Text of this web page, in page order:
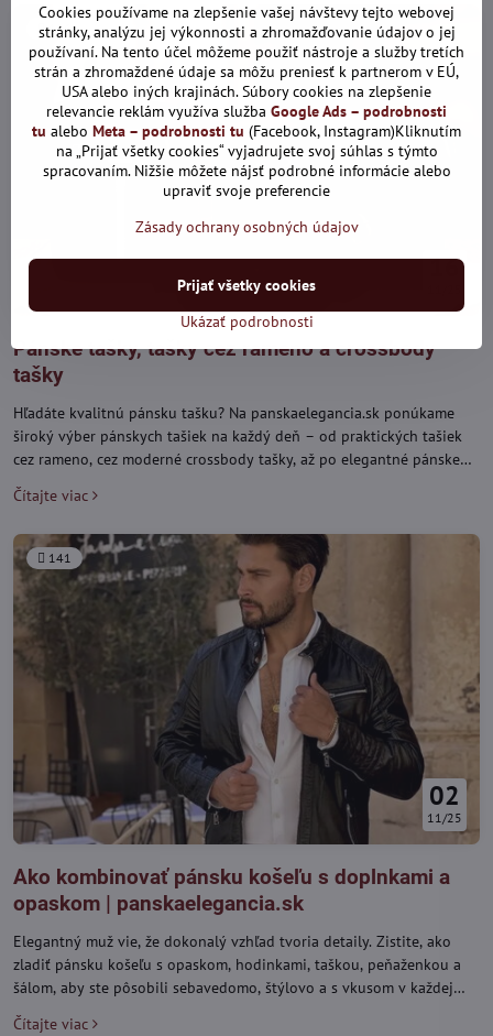
126
16
Pánske tašky, tašky cez rameno a crossbody
tašky
Hľadáte kvalitnú pánsku tašku? Na panskaelegancia.sk ponúkame
široký výber pánskych tašiek na každý deň – od praktických tašiek
cez rameno, cez moderné crossbody tašky, až po elegantné pánske
aktovky vhodné do práce či na obchodné stretnutia. V našej ponuke
nájdete kožené, textilné aj luxusné modely, ktoré spájajú funkčnosť,
poskytne vám maximálne pohodlie pri nosení všetkých dôležitých
vecí.
Čítajte viac
141
02
11/25
Ako kombinovať pánsku košeľu s doplnkami a
opaskom | panskaelegancia.sk
Elegantný muž vie, že dokonalý vzhľad tvoria detaily. Zistite, ako
zladiť pánsku košeľu s opaskom, hodinkami, taškou, peňaženkou a
šálom, aby ste pôsobili sebavedomo, štýlovo a s vkusom v každej
situácii.
Čítajte viac
Cookies používame na zlepšenie vašej návštevy tejto webovej
stránky, analýzu jej výkonnosti a zhromažďovanie údajov o jej
používaní. Na tento účel môžeme použiť nástroje a služby tretích
strán a zhromaždené údaje sa môžu preniesť k partnerom v EÚ,
USA alebo iných krajinách. Súbory cookies na zlepšenie
relevancie reklám využíva služba Google Ads – podrobnosti
tu alebo Meta – podrobnosti tu (Facebook, Instagram)Kliknutím
na „Prijať všetky cookies“ vyjadrujete svoj súhlas s týmto
spracovaním. Nižšie môžete nájsť podrobné informácie alebo
upraviť svoje preferencie
Zásady ochrany osobných údajov
Ukázať podrobnosti
Prijať všetky cookies